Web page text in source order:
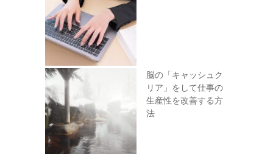
脳の「キャッシュク
リア」をして仕事の
生産性を改善する方
法